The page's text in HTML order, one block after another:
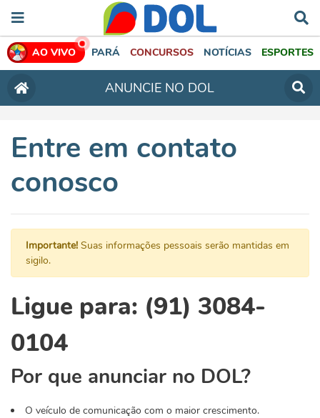
AO VIVO PARÁ CONCURSOS NOTÍCIAS ESPORTES
ANUNCIE NO DOL
Entre em contato
conosco
Importante! Suas informações pessoais serão mantidas em
sigilo.
Ligue para: (91) 3084-
0104
Por que anunciar no DOL?
O veículo de comunicação com o maior crescimento.